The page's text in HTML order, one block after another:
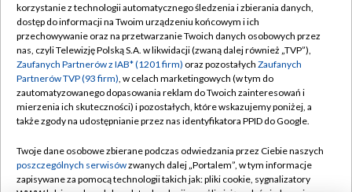
TVP
Abonament TVP
Emisja w TVP
Centrum informacji TVP
Naziemna Telewizja Cyfrowa
Rada Programowa
System NOS
Regulamin TVP
Polityka prywatności
Moje zgody
Pomoc
Kontakt
korzystanie z technologii automatycznego śledzenia i zbierania danych,
dostęp do informacji na Twoim urządzeniu końcowym i ich
przechowywanie oraz na przetwarzanie Twoich danych osobowych przez
nas, czyli Telewizję Polską S.A. w likwidacji (zwaną dalej również „TVP”),
Zaufanych Partnerów z IAB* (1201 firm) oraz pozostałych Zaufanych
Partnerów TVP (93 firm), w celach marketingowych (w tym do
zautomatyzowanego dopasowania reklam do Twoich zainteresowań i
mierzenia ich skuteczności) i pozostałych, które wskazujemy poniżej, a
także zgody na udostępnianie przez nas identyfikatora PPID do Google.
Twoje dane osobowe zbierane podczas odwiedzania przez Ciebie naszych
poszczególnych serwisówzwanych dalej „Portalem”, w tym informacje
zapisywane za pomocą technologii takich jak: pliki cookie, sygnalizatory